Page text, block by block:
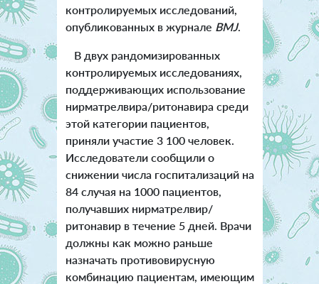
контролируемых исследований,
опубликованных в журнале BMJ.
В двух рандомизированных
контролируемых исследованиях,
поддерживающих использование
нирматрелвира/ритонавира среди
этой категории пациентов,
приняли участие 3 100 человек.
Исследователи сообщили о
снижении числа госпитализаций на
84 случая на 1000 пациентов,
получавших нирматрелвир/
ритонавир в течение 5 дней. Врачи
должны как можно раньше
назначать противовирусную
комбинацию пациентам, имеющим